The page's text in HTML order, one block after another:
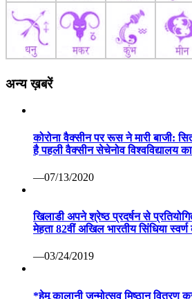
अन्य ख़बरें
कोरोना वैक्सीन पर रूस ने मारी बाजी:
है पहली वैक्सीन सेचेनोव विश्वविद्यालय
—07/13/2020
खिलाडी अपने श्रेष्ठ प्रदर्षन से
मेहता 82वीं अखिल भारतीय सिंधिया स्वर्ण
—03/24/2019
*हेमू कालानी जन्मोत्सव मिष्ठान वितरण